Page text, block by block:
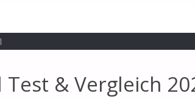
& Vergleich